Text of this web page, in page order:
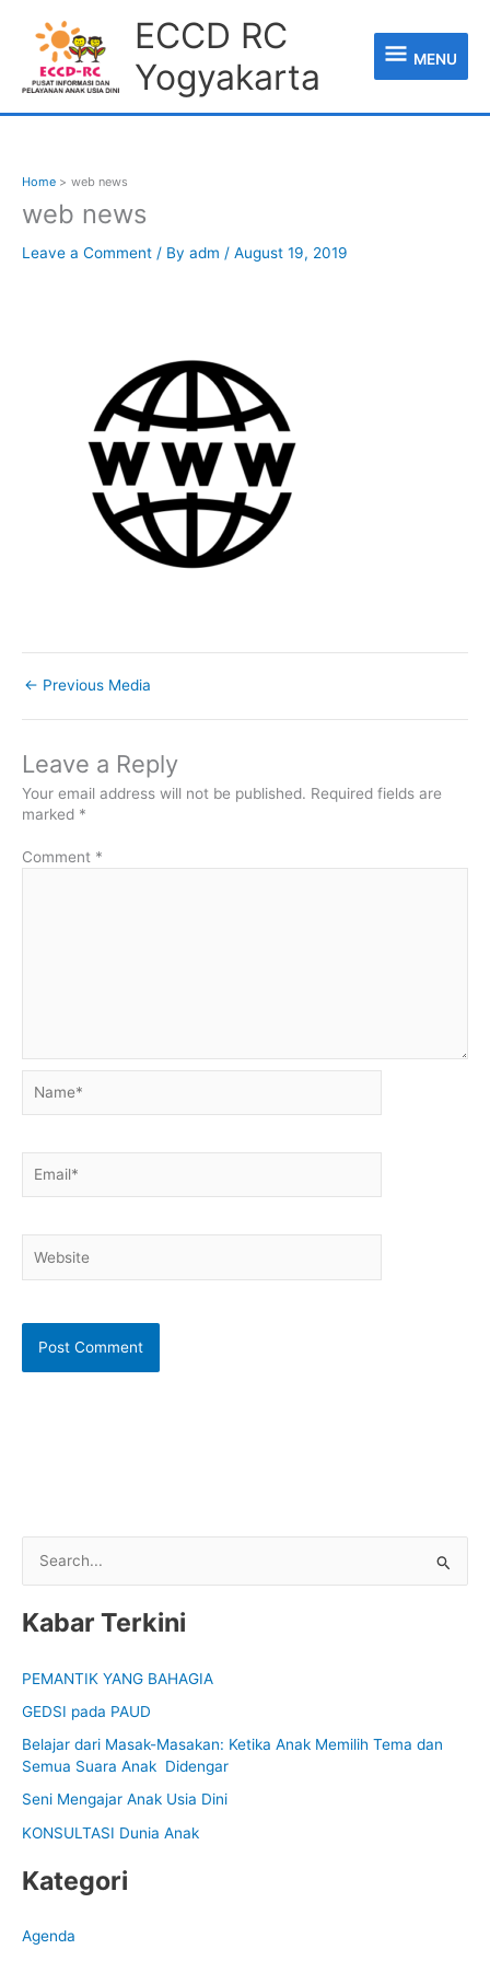
content
ECCD RC
Yogyakarta
MENU
Home web news
web news
Leave a Comment / By adm / August 19, 2019
← Previous Media
Leave a Reply
Your email address will not be published. Required fields are
marked *
Comment *
a
c
h
f
o
r
:
Kabar Terkini
PEMANTIK YANG BAHAGIA
GEDSI pada PAUD
Belajar dari Masak-Masakan: Ketika Anak Memilih Tema dan
Semua Suara Anak Didengar
Seni Mengajar Anak Usia Dini
KONSULTASI Dunia Anak
Kategori
Agenda